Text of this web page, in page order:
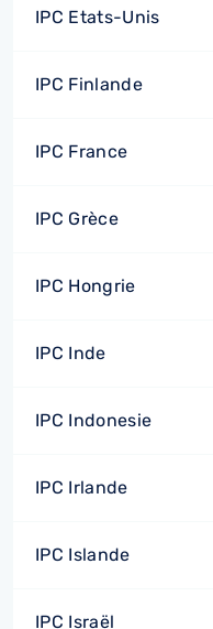
IPC Etats-Unis
IPC Finlande
IPC France
IPC Grèce
IPC Hongrie
IPC Inde
IPC Indonesie
IPC Irlande
IPC Islande
IPC Israël